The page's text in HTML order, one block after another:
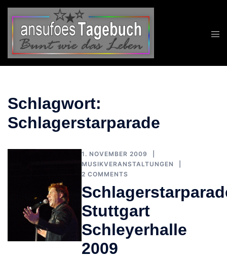
Zum
Inhalt
springen
Schlagwort:
Schlagerstarparade
1. NOVEMBER 2009
MUSIKVERANSTALTUNGEN
2 COMMENTS
Stuttgart
Schleyerhalle
2009